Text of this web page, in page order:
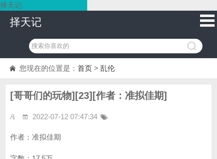
择天记
择天记
您现在的位置是： 首页 > 乱伦
[哥哥们的玩物][23][作者：准拟佳期]
2022-07-12 07:47:34
作者：准拟佳期